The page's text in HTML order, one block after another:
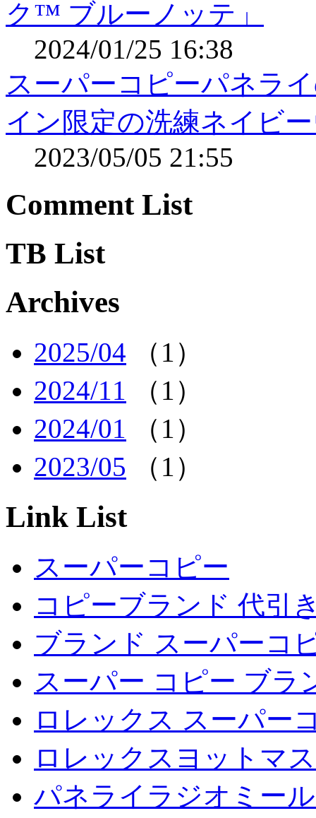
ク™️ ブルーノッテ」
2024/01/25 16:38
スーパーコピーパネラ
イン限定の洗練ネイビ
2023/05/05 21:55
Comment List
TB List
Archives
2025/04 （1）
2024/11
（1）
2024/01
（1）
2023/05 （1）
Link List
スーパーコピー
コピーブランド 代引
ブランド スーパーコ
スーパー コピー ブラ
ロレックス スーパー
ロレックスヨットマ
パネライラジオミー